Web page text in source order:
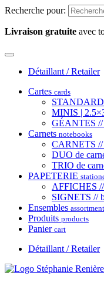
Recherche pour:
Livraison gratuite avec
Détaillant / Retailer
Cartes cards
MINIS |
GÉANTES
Carnets notebooks
CARNETS //
DUO de
TRIO de
PAPETERIE
AFFICHES
SIGNETS //
Ensembles
Produits products
Panier cart
Détaillant / Retailer